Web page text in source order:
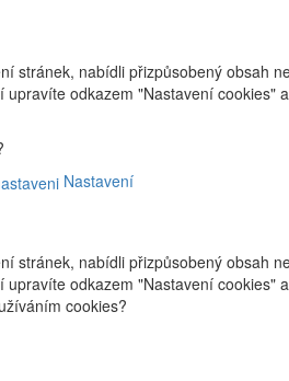
stránek, nabídli přizpůsobený obsah
upravíte odkazem "Nastavení
Nastavení
stránek, nabídli přizpůsobený obsah
upravíte odkazem "Nastavení
cookies?